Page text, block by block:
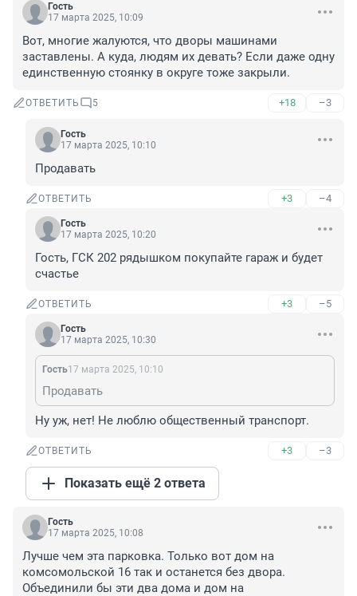
Гость
17 марта 2025, 10:09
Вот, многие жалуются, что дворы машинами
заставлены. А куда, людям их девать? Если даже одну
единственную стоянку в округе тоже закрыли.
ОТВЕТИТЬ 5 +18 –3
Гость
17 марта 2025, 10:10
Продавать
ОТВЕТИТЬ +3 –4
Гость
17 марта 2025, 10:20
Гость, ГСК 202 рядышком покупайте гараж и будет
счастье
ОТВЕТИТЬ +3 –5
Гость
17 марта 2025, 10:30
Гость17 марта 2025, 10:10
Продавать
Ну уж, нет! Не люблю общественный транспорт.
ОТВЕТИТЬ +3 –3
Показать ещё 2 ответа
Гость
17 марта 2025, 10:08
Лучше чем эта парковка. Только вот дом на
комсомольской 16 так и останется без двора.
Объединили бы эти два дома и дом на